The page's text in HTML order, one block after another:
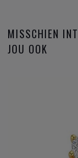
MISSCHIEN
JOU OOK